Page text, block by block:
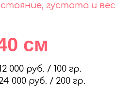
густота и вес
см
000 руб. / 100 гр.
000 руб. / 200 гр.